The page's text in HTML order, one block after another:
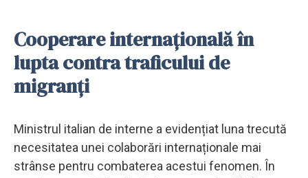
Cooperare internațională în
lupta contra traficului de
migranți
Ministrul italian de interne a evidențiat luna trecută
necesitatea unei colaborări internaționale mai
strânse pentru combaterea acestui fenomen. În